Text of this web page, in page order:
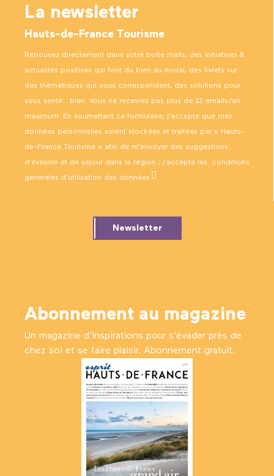
La newsletter
Hauts-de-France Tourisme
Retrouvez directement dans votre boîte mails, des initiatives &
actualités positives qui font du bien au moral, des livrets sur
des thématiques qui vous correspondent, des solutions pour
vous sentir… bien. Vous ne recevrez pas plus de 12 emails/an
maximum. En soumettant ce formulaire, j’accepte que mes
données personnelles soient stockées et traitées par « Hauts-
de-France Tourisme » afin de m’envoyer des suggestions
d’évasion et de séjour dans la région ; j’accepte les conditions
générales d’utilisation des données .
Newsletter
Abonnement au magazine
Un magazine d’inspirations pour s'évader près de
chez soi et se faire plaisir. Abonnement gratuit.